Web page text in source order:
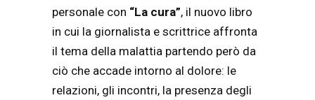
personale con “La cura”, il nuovo libro
in cui la giornalista e scrittrice affronta
il tema della malattia partendo però da
ciò che accade intorno al dolore: le
relazioni, gli incontri, la presenza degli